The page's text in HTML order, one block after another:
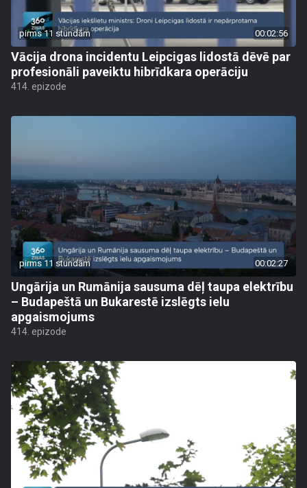
pirms 11 stundām 00:02:56
Vācija drona incidentu Leipcigas lidostā dēvē par
profesionāli paveiktu hibrīdkara operāciju
414. epizode
pirms 11 stundām 00:02:27
Ungārija un Rumānija sausuma dēļ taupa elektrību
– Budapeštā un Bukarestē izslēgts ielu
apgaismojums
414. epizode